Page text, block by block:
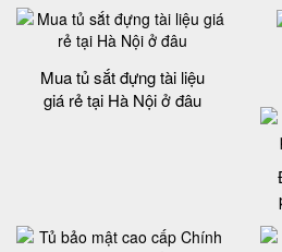
Mua tủ sắt đựng tài liệu
giá rẻ tại Hà Nội ở đâu